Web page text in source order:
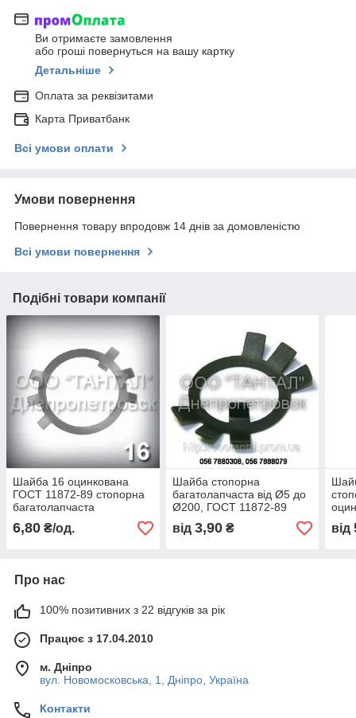
Ви отримаєте замовлення
або гроші повернуться на вашу картку
Детальніше
Оплата за реквізитами
Карта Приватбанк
Всі умови оплати
Умови повернення
Повернення товару впродовж 14 днів за домовленістю
Всі умови повернення
Подібні товари компанії
Шайба 16 оцинкована
ГОСТ 11872-89 стопорна
багатолапчаста
6,80 ₴/од.
Шайба стопорна
багатолапчаста від Ø5 до
Ø200, ГОСТ 11872-89
від 3,90₴ від
Про нас
100% позитивних з 22 відгуків за рік
Працює з 17.04.2010
м. Дніпро
вул. Новомосковська, 1, Дніпро, Україна
Контакти